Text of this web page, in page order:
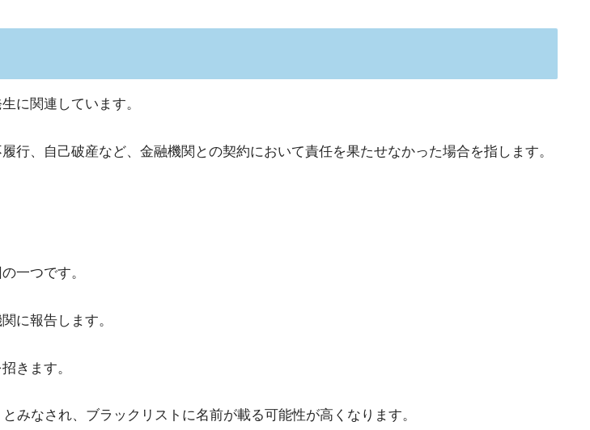
に関連しています。
、自己破産など、金融機関との契約において責任を果たせなかった場合を指します。
一つです。
に報告します。
きます。
みなされ、ブラックリストに名前が載る可能性が高くなります。